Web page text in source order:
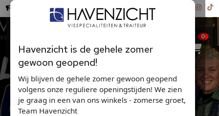
Havenzicht is de gehele zomer
gewoon geopend!
Wij blijven de gehele zomer gewoon geopend
volgens onze reguliere openingstijden! We zien
je graag in een van ons winkels - zomerse groet,
Team Havenzicht
Hollandse Nieuwe ...
0